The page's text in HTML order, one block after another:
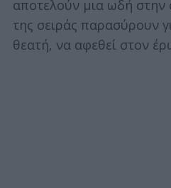
αποτελούν μια ωδή στην
της σειράς παρασύρουν
θεατή, να αφεθεί στον